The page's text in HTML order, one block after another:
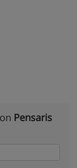
Pensaris